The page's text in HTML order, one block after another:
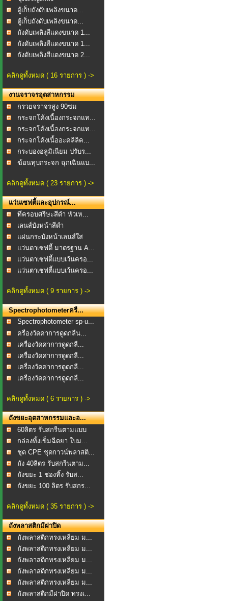
ตู้เก็บถังดับเพลิงขนาด...
ตู้เก็บถังดับเพลิงขนาด...
ถังดับเพลิงสีแดงขนาด 1...
ถังดับเพลิงสีแดงขนาด 1...
ถังดับเพลิงสีแดงขนาด 2...
คลิกดูทั้งหมด ( 16 รายการ ) ->
งานจราจรอุตสาหกรรม
กรวยจราจรสูง 90ซม
กระจกโค้งเนื้องกระจกแท...
กระจกโค้งเนื้องกระจกแท...
กระจกโค้งเนื้ออะคลิลิค...
กระบองอลูมิเนียม ปรับร...
ฆ้อนทุบกระจก ฉุกเฉินแบ...
คลิกดูทั้งหมด ( 23 รายการ ) ->
แว่นเซฟตี้และอุปกรณ์...
ที่ครอบศรีษะสีดำ หัวเห...
เลนส์บังหน้าสีดำ
แผ่นกระบังหน้าเลนส์ใส
แว่นตาเซฟตี้ มาตรฐาน A...
แว่นตาเซฟตี้แบบเว้นครอ...
แว่นตาเซฟตี้แบบเว้นครอ...
คลิกดูทั้งหมด ( 9 รายการ ) ->
Spectrophotometerครื...
Spectrophotometer sp-u...
ครื่องวัดค่าการดูดกลืน...
เครื่องวัดค่าการดูดกลื...
เครื่องวัดค่าการดูดกลื...
เครื่องวัดค่าการดูดกลื...
เครื่องวัดค่าการดูดกลื...
คลิกดูทั้งหมด ( 6 รายการ ) ->
ถังขยะอุตสาหกรรมและอ...
60ลิตร รับสกรีนตามแบบ
กล่องทิ้งเข็มฉีดยา ใบม...
ชุด CPE ชุดกาวน์พลาสติ...
ถัง 40ลิตร รับสกรีนตาม...
ถังขยะ 1 ช่องทิ้ง รับส...
ถังขยะ 100 ลิตร รับสกร...
คลิกดูทั้งหมด ( 35 รายการ ) ->
ถังพลาสติกมีฝาปิด
ถังพลาสติกทรงเหลี่ยม ม...
ถังพลาสติกทรงเหลี่ยม ม...
ถังพลาสติกทรงเหลี่ยม ม...
ถังพลาสติกทรงเหลี่ยม ม...
ถังพลาสติกทรงเหลี่ยม ม...
ถังพลาสติกมีฝาปิด ทรงเ...